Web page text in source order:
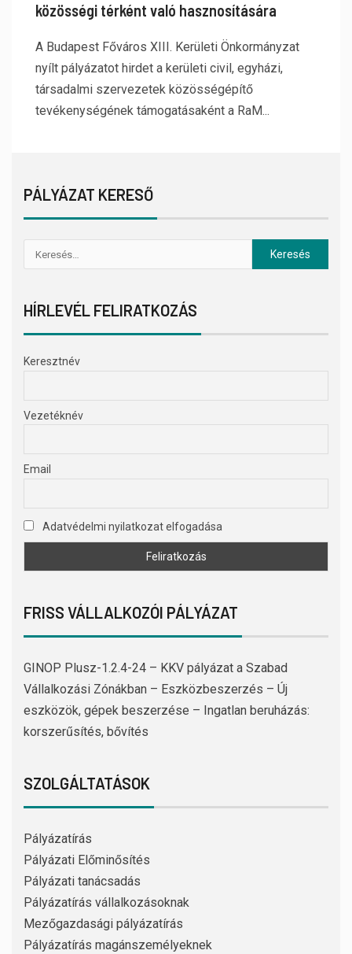
közösségi térként való hasznosítására
A Budapest Főváros XIII. Kerületi Önkormányzat
nyílt pályázatot hirdet a kerületi civil, egyházi,
társadalmi szervezetek közösségépítő
tevékenységének támogatásaként a RaM...
PÁLYÁZAT KERESŐ
HÍRLEVÉL FELIRATKOZÁS
Keresztnév
Vezetéknév
Email
Adatvédelmi nyilatkozat elfogadása
FRISS VÁLLALKOZÓI PÁLYÁZAT
GINOP Plusz-1.2.4-24 – KKV pályázat a Szabad
Vállalkozási Zónákban – Eszközbeszerzés – Új
eszközök, gépek beszerzése – Ingatlan beruházás:
korszerűsítés, bővítés
SZOLGÁLTATÁSOK
Pályázatírás
Pályázati Előminősítés
Pályázati tanácsadás
Pályázatírás vállalkozásoknak
Mezőgazdasági pályázatírás
Pályázatírás magánszemélyeknek